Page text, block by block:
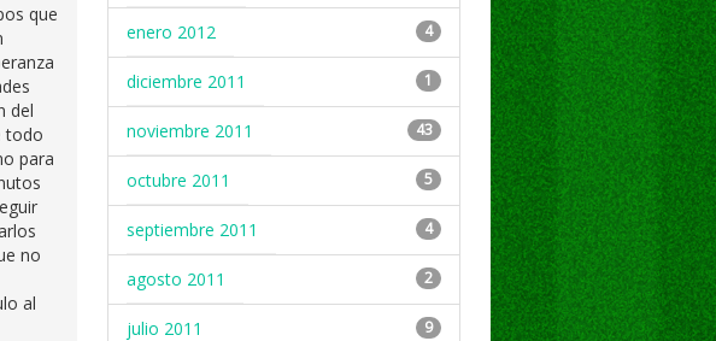
que
del
todo
para
no
al
enero 2012 4
diciembre 2011 1
noviembre 2011 43
octubre 2011 5
septiembre 2011 4
agosto 2011 2
julio 2011 9